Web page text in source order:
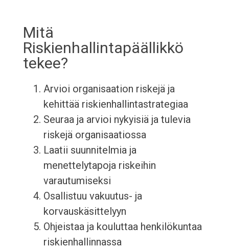
Mitä
Riskienhallintapäällikkö
tekee?
Arvioi organisaation riskejä ja
kehittää riskienhallintastrategiaa
Seuraa ja arvioi nykyisiä ja tulevia
riskejä organisaatiossa
Laatii suunnitelmia ja
menettelytapoja riskeihin
varautumiseksi
Osallistuu vakuutus- ja
korvauskäsittelyyn
Ohjeistaa ja kouluttaa henkilökuntaa
riskienhallinnassa